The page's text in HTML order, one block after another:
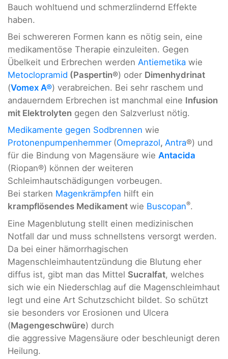
Bauch wohltuend und schmerzlindernd Effekte
haben.
Bei schwereren Formen kann es nötig sein, eine
medikamentöse Therapie einzuleiten. Gegen
Übelkeit und Erbrechen werden Antiemetika wie
Metoclopramid (Paspertin®) oder Dimenhydrinat
(Vomex A®) verabreichen. Bei sehr raschem und
andauerndem Erbrechen ist manchmal eine Infusion
mit Elektrolyten gegen den Salzverlust nötig.
Medikamente gegen Sodbrennen wie
Protonenpumpenhemmer (Omeprazol, Antra®) und
für die Bindung von Magensäure wie Antacida
(Riopan®) können der weiteren
Schleimhautschädigungen vorbeugen.
Bei starken Magenkrämpfen hilft ein
krampflösendes Medikament wie Buscopan®.
Eine Magenblutung stellt einen medizinischen
Notfall dar und muss schnellstens versorgt werden.
Da bei einer hämorrhagischen
Magenschleimhautentzündung die Blutung eher
diffus ist, gibt man das Mittel Sucralfat, welches
sich wie ein Niederschlag auf die Magenschleimhaut
legt und eine Art Schutzschicht bildet. So schützt
sie besonders vor Erosionen und Ulcera
(Magengeschwüre) durch
die aggressive Magensäure oder beschleunigt deren
Heilung.